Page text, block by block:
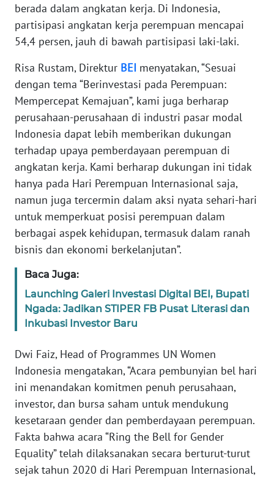
berada dalam angkatan kerja. Di Indonesia,
partisipasi angkatan kerja perempuan mencapai
54,4 persen, jauh di bawah partisipasi laki-laki.
Risa Rustam, Direktur BEI menyatakan, “Sesuai
dengan tema “Berinvestasi pada Perempuan:
Mempercepat Kemajuan”, kami juga berharap
perusahaan-perusahaan di industri pasar modal
Indonesia dapat lebih memberikan dukungan
terhadap upaya pemberdayaan perempuan di
angkatan kerja. Kami berharap dukungan ini tidak
hanya pada Hari Perempuan Internasional saja,
namun juga tercermin dalam aksi nyata sehari-hari
untuk memperkuat posisi perempuan dalam
berbagai aspek kehidupan, termasuk dalam ranah
bisnis dan ekonomi berkelanjutan”.
Baca Juga:
Launching Galeri Investasi Digital BEI, Bupati
Ngada: Jadikan STIPER FB Pusat Literasi dan
Inkubasi Investor Baru
Dwi Faiz, Head of Programmes UN Women
Indonesia mengatakan, “Acara pembunyian bel hari
ini menandakan komitmen penuh perusahaan,
investor, dan bursa saham untuk mendukung
kesetaraan gender dan pemberdayaan perempuan.
Fakta bahwa acara “Ring the Bell for Gender
Equality” telah dilaksanakan secara berturut-turut
sejak tahun 2020 di Hari Perempuan Internasional,
WN
NTT
WN
KEPRI
WN
PAPUA
WN
PAPUA
BARAT
WN
RIAU
SERAMBI
WN
JAMBI
WN
SULTRA
WN
SULTENG